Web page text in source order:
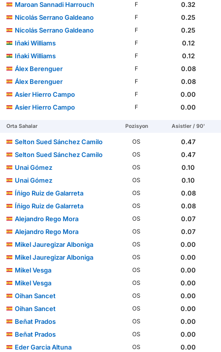
Maroan Sannadi Harrouch
F
0.32
Nicolás Serrano Galdeano
F
0.25
Nicolás Serrano Galdeano
F
0.25
Iñaki Williams
F
0.12
Iñaki Williams
F
0.12
Álex Berenguer
F
0.08
Álex Berenguer
F
0.08
Asier Hierro Campo
F
0.00
Asier Hierro Campo
F 0.00
Orta Sahalar Pozisyon Asistler / 90'
Selton Sued Sánchez Camilo OS
0.47
Selton Sued Sánchez Camilo
OS
0.47
Unai Gómez
OS
0.10
Unai Gómez
OS
0.10
Íñigo Ruiz de Galarreta
OS
0.08
Íñigo Ruiz de Galarreta
OS
0.08
Alejandro Rego Mora
OS
0.07
Alejandro Rego Mora
OS
0.07
Mikel Jauregizar Alboniga
OS
0.00
Mikel Jauregizar Alboniga
OS
0.00
Mikel Vesga
OS
0.00
Mikel Vesga
OS
0.00
Oihan Sancet
OS
0.00
Oihan Sancet
OS
0.00
Beñat Prados
OS
0.00
Beñat Prados
OS
0.00
Eder Garcia Altuna
OS
0.00